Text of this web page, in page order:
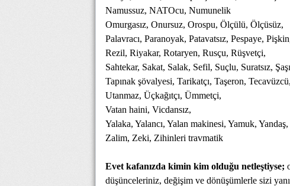
Namussuz, NATOcu, Numunelik
Omurgasız, Onursuz, Orospu, Ölçülü, Ölçüsüz,
Palavracı, Paranoyak, Patavatsız, Pespaye,
Rezil, Riyakar, Rotaryen, Rusçu, Rüşvetçi,
Sahtekar, Sakat, Salak, Sefil, Suçlu, Suratsız,
Tapınak şövalyesi, Tarikatçı, Taşeron,
Utanmaz, Üçkağıtçı, Ümmetçi,
Vatan haini, Vicdansız,
Yalaka, Yalancı, Yalan makinesi, Yamuk,
Zalim, Zeki, Zihinleri travmatik
Evet kafanızda kimin kim olduğu netleştiyse;
düşünceleriniz, değişim ve dönüşümlerle sizi